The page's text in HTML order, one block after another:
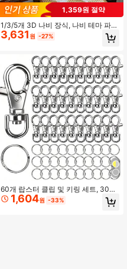
1,359원 절약
1/3/5개 3D 나비 장식, 나비 테마 파티
및 야외 정원 장식에 적합. 가면무도
회, 발렌타인데이, 벽 장식, 룸 장식, 카
촬영, 디스플레이 케이스 및 벽 장식에
완벽. 무지개 나비, 핑크, 화이트 및 퍼
플 (꽃 머리만 포함, 베이스 및 줄기 없
음)
3,631 원 -27%
60개 랍스터 클립 및 키링 세트, 30개
키체인 클립 및 30개 키링, 키체인 제
작 키트, 키체인, 주얼리 제작, 예술 및
1,604원 -33%